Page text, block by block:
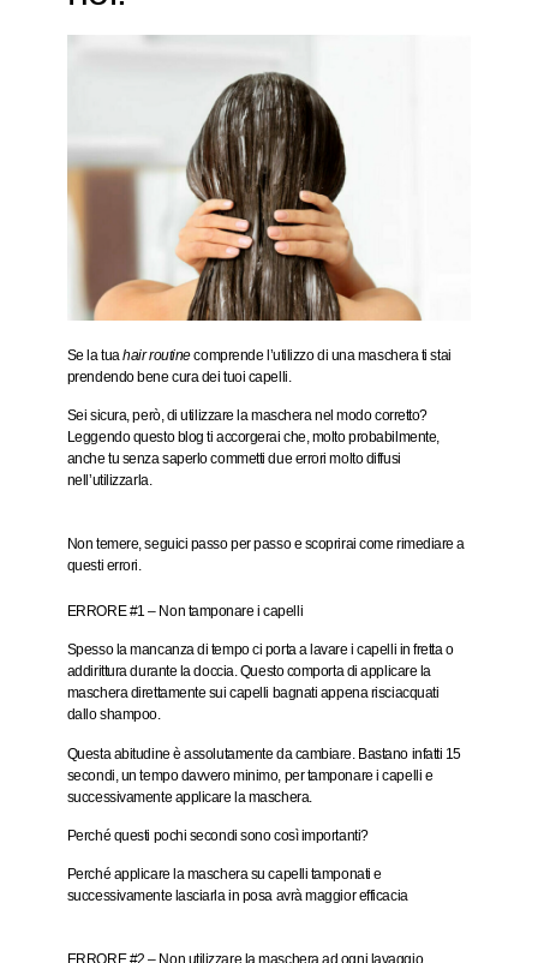
Se la tuahair routinecomprende l’utilizzo di una maschera ti stai
prendendo bene cura dei tuoi capelli.
Sei sicura, però, di utilizzare la maschera nel modo corretto?
Leggendo questo blog ti accorgerai che, molto probabilmente,
anche tu senza saperlo commetti due errori molto diffusi
nell’utilizzarla.
Non temere, seguici passo per passo e scoprirai come rimediare a
questi errori.
ERRORE #1 – Non tamponare i capelli
Spesso la mancanza di tempo ci porta a lavare i capelli in fretta o
addirittura durante la doccia. Questo comporta di applicare la
maschera direttamente sui capelli bagnati appena risciacquati
dallo shampoo.
Questa abitudine è assolutamente da cambiare. Bastano infatti 15
secondi, un tempo davvero minimo, per tamponare i capelli e
successivamente applicare la maschera.
Perché questi pochi secondi sono così importanti?
Perché applicare la maschera su capelli tamponati e
successivamente lasciarla in posa avrà maggior efficacia
ERRORE #2 – Non utilizzare la maschera ad ogni lavaggio